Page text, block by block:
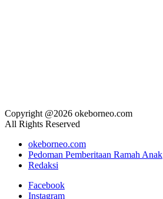
Copyright @2026 okeborneo.com
All Rights Reserved
okeborneo.com
Pedoman Pemberitaan Ramah Anak
Redaksi
Facebook
Instagram